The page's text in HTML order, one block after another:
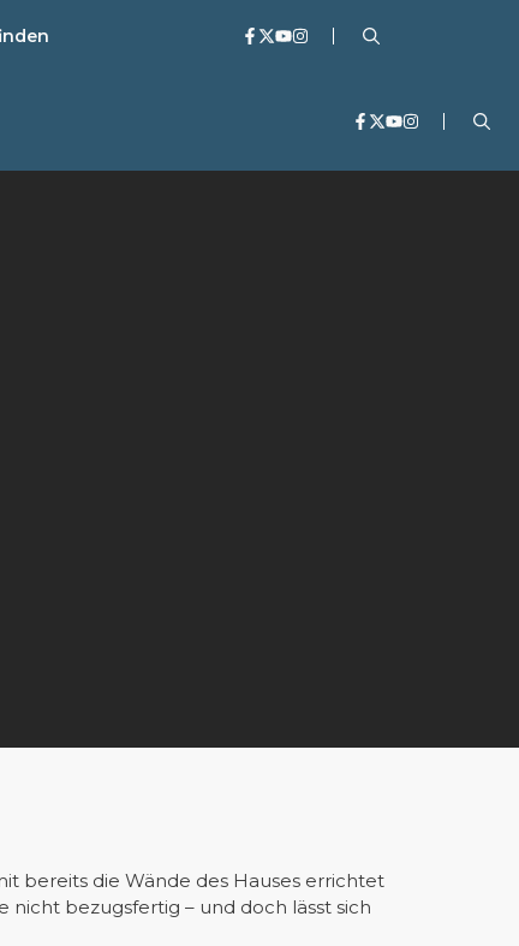
bereits die Wände des Hauses errichtet
bezugsfertig – und doch lässt sich